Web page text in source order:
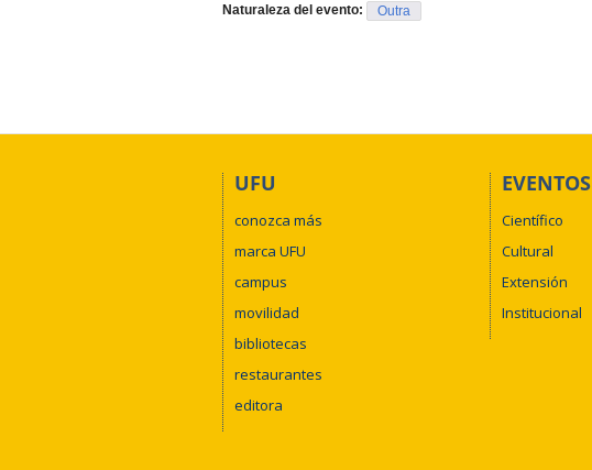
Naturaleza del evento: Outra
UFU
conozca más
marca UFU
campus
movilidad
bibliotecas
restaurantes
editora
EVENTOS
Científico
Cultural
Extensión
Institucional